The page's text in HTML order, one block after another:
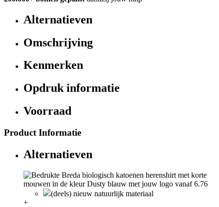
Alternatieven
Omschrijving
Kenmerken
Opdruk informatie
Voorraad
Product Informatie
Alternatieven
(deels) nieuw natuurlijk materiaal
+